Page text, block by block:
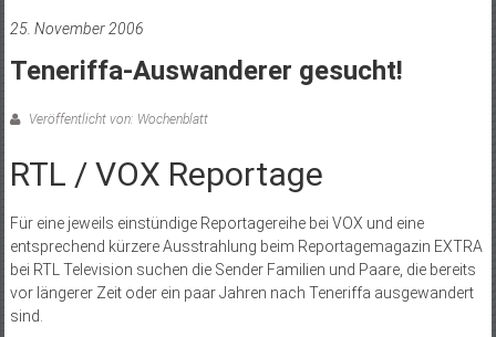
25. November 2006
Teneriffa-Auswanderer gesucht!
Veröffentlicht von: Wochenblatt
RTL / VOX Reportage
Für eine jeweils einstündige Reportagereihe bei VOX und eine
entsprechend kürzere Ausstrahlung beim Reportagemagazin EXTRA
bei RTL Television suchen die Sender Familien und Paare, die bereits
vor längerer Zeit oder ein paar Jahren nach Teneriffa ausgewandert
sind.